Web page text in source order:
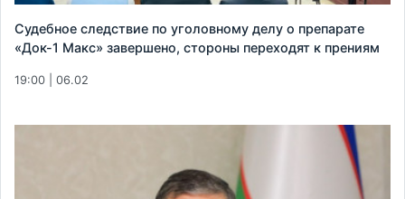
Судебное следствие по уголовному делу о препарате
«Док-1 Макс» завершено, стороны переходят к прениям
19:00 | 06.02